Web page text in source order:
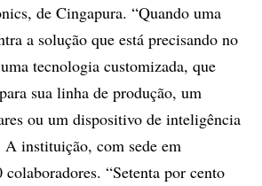
de Cingapura. “Quando uma
a solução que está precisando no
tecnologia customizada, que
sua linha de produção, um
ou um dispositivo de inteligência
instituição, com sede em
“Setenta por cento